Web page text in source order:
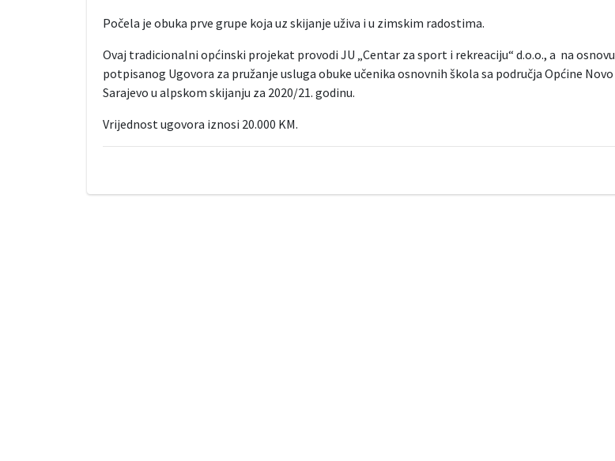
Počela je obuka prve grupe koja uz skijanje uživa i u zimskim radostima.
Ovaj tradicionalni općinski projekat provodi JU „Centar za sport i rekreaciju“ d.o.o., a na osnovu
potpisanog Ugovora za pružanje usluga obuke učenika osnovnih škola sa područja Općine Novo
Sarajevo u alpskom skijanju za 2020/21. godinu.
Vrijednost ugovora iznosi 20.000 KM.